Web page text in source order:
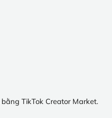
TikTok Creator Market.